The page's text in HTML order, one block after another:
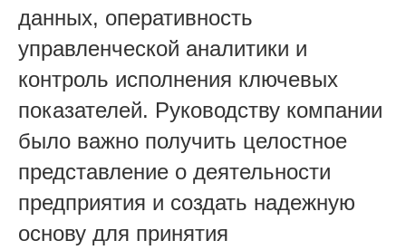
данных, оперативность
управленческой аналитики и
контроль исполнения ключевых
показателей. Руководству компании
было важно получить целостное
представление о деятельности
предприятия и создать надежную
основу для принятия